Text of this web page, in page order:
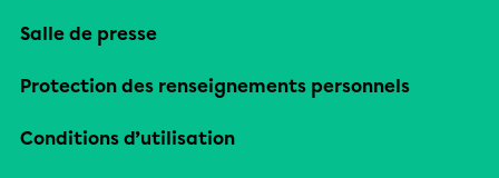
Salle de presse
Protection des renseignements personnels
Conditions d’utilisation